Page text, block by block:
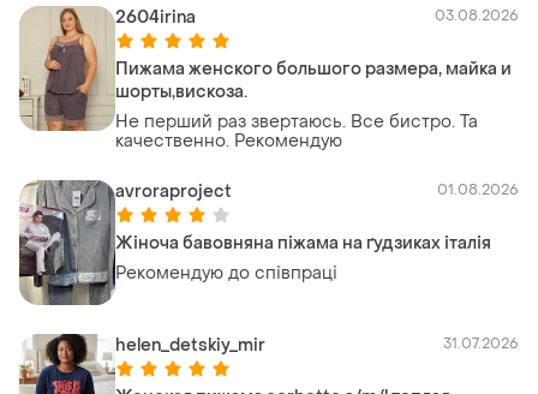
2604irina 03.08.2026
Пижама женского большого размера, майка и
шорты,вискоза.
Не перший раз звертаюсь. Все бистро. Та
качественно. Рекомендую
avroraproject 01.08.2026
Жіноча бавовняна піжама на ґудзиках італія
Рекомендую до співпраці
helen_detskiy_mir 31.07.2026